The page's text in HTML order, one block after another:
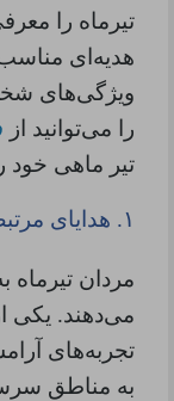
تیرماه را
هدیه‌ای
ویژگی‌های
را می‌توانید از
تیر ماهی خود
۱. هدایای
مردان
می‌دهند. یکی
تجربه‌های
به مناطق